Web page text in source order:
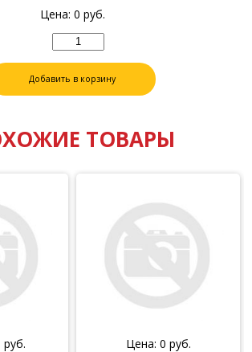
Цена: 0 руб.
Добавить в корзину
ТОВАРЫ
руб. Цена: 0 руб.